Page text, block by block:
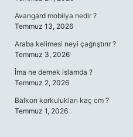
Avangard mobilya nedir ?
Temmuz 13, 2026
Araba kelimesi neyi çağrıştırır ?
Temmuz 3, 2026
İma ne demek islamda ?
Temmuz 2, 2026
Balkon korkulukları kaç cm ?
Temmuz 1, 2026